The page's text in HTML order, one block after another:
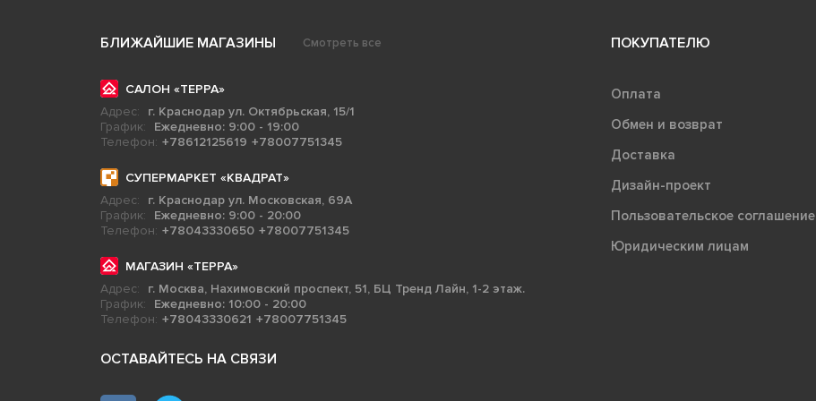
БЛИЖАЙШИЕ МАГАЗИНЫ Смотреть все
САЛОН «ТЕРРА»
Адрес:
г. Краснодар ул. Октябрьская, 15/1
График:
Ежедневно: 9:00 - 19:00
Телефон: +78612125619 +78007751345
СУПЕРМАРКЕТ «КВАДРАТ»
Адрес:
г. Краснодар ул. Московская, 69А
График:
Ежедневно: 9:00 - 20:00
Телефон: +78043330650 +78007751345
МАГАЗИН «ТЕРРА»
Адрес:
г. Москва, Нахимовский проспект, 51, БЦ Тренд Лайн, 1-2 этаж.
График:
Ежедневно: 10:00 - 20:00
Телефон: +78043330621 +78007751345
ОСТАВАЙТЕСЬ НА СВЯЗИ
ПОКУПАТЕЛЮ
Оплата
Обмен и возврат
Доставка
Дизайн-проект
Пользовательское соглашение
Юридическим лицам